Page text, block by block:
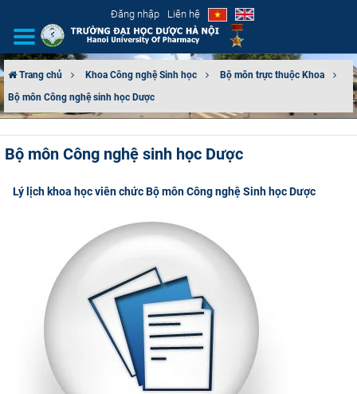
Đăng nhập Liên hệ
GIỚI THIỆU
CƠ CẤU TỔ CHỨC
TUYỂN SINH
ĐẢM BẢO CHẤT LƯỢNG
KHOA HỌC CÔNG NGHỆ
HTQT
CỰU NGƯỜI HỌC
Trang chủ Khoa Công nghệ Sinh học
Bộ môn trực thuộc Khoa
Bộ môn Công nghệ sinh học Dược​
Bộ môn Công nghệ sinh học Dược​
Lý lịch khoa học viên chức Bộ môn Công nghệ Sinh học Dược